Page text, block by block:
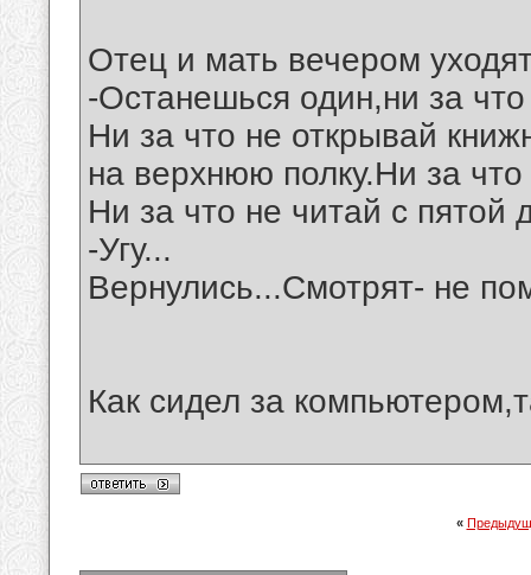
Отец и мать вечером
-Останешься один,ни за
Ни за что не открывай
на верхнюю полку.Ни за
Ни за что не читай с пятой
-Угу...
Вернулись...Смотрят- не
Как сидел за
«